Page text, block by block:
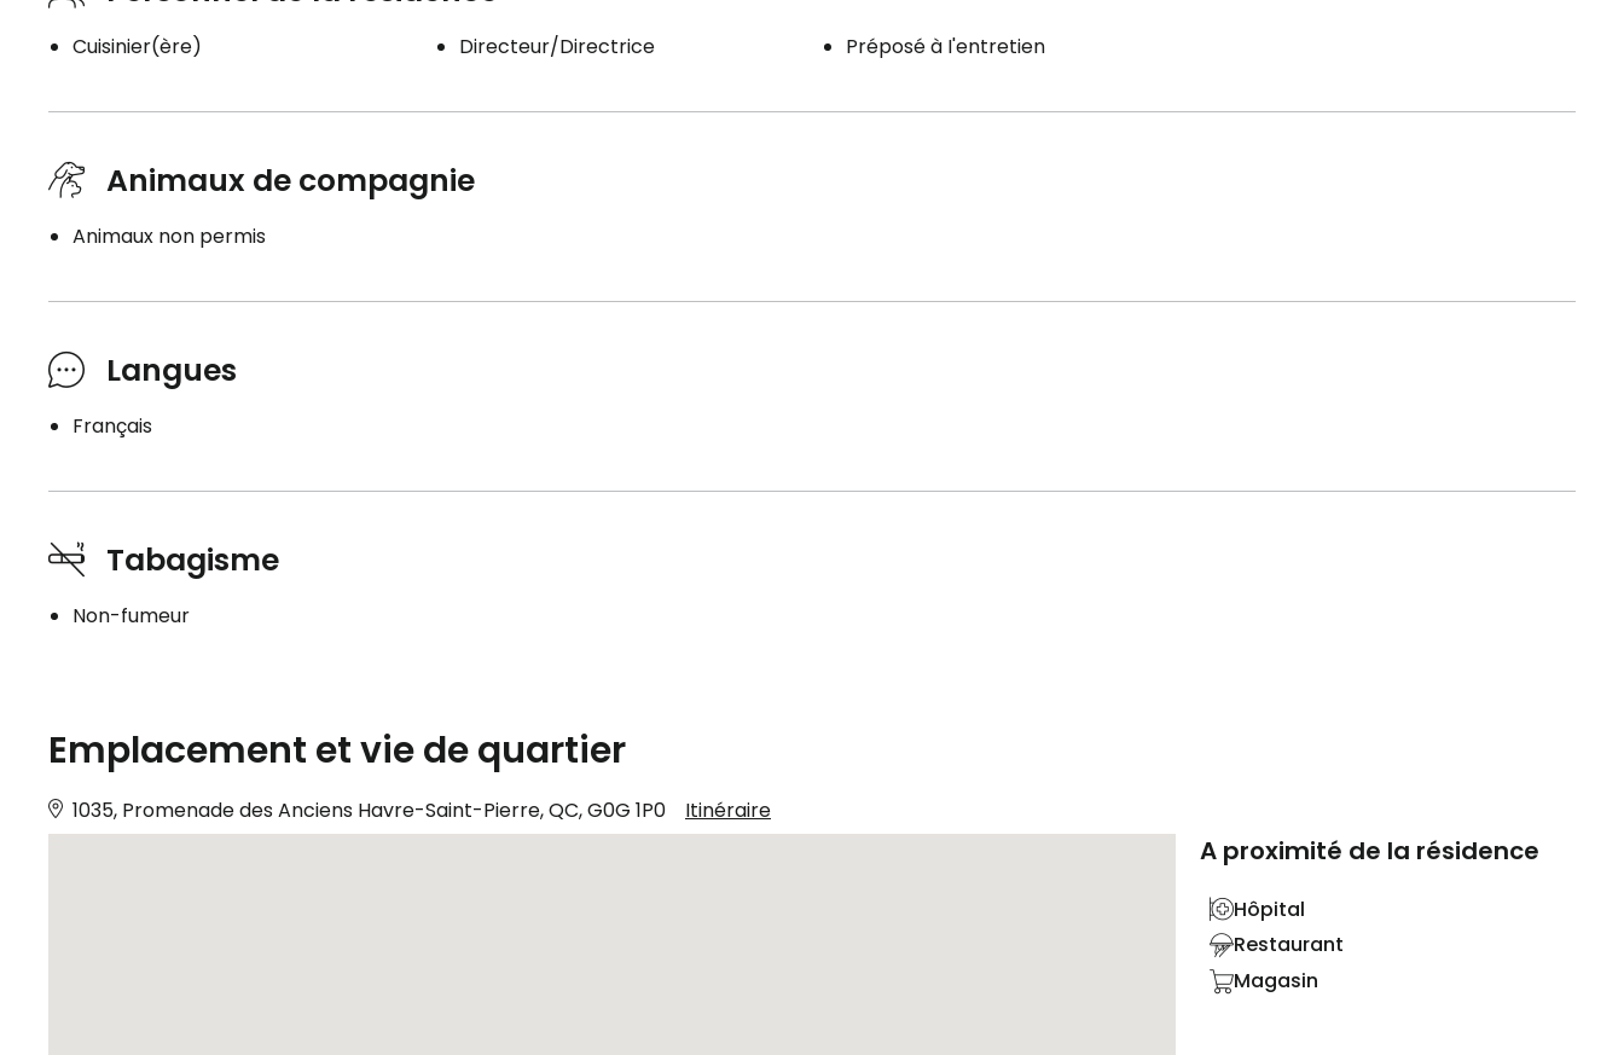
Cuisinier(ère) Directeur/Directrice Préposé à I'entretien
Animaux de compagnie
Animaux non permis
Langues
Français
Tabagisme
Non-fumeur
Emplacement et vie de quartier
1035, Promenade des Anciens Havre-Saint-Pierre, QC, G0G 1P0 Itinéraire
A proximité de la résidence
Hôpital
Restaurant
Magasin